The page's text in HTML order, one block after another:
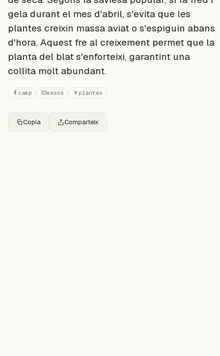
gela durant el mes d'abril, s'evita que les
plantes creixin massa aviat o s'espiguin abans
d'hora. Aquest fre al creixement permet que la
planta del blat s'enforteixi, garantint una
collita molt abundant.
camp mesos plantes
Copia Comparteix